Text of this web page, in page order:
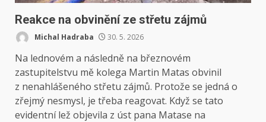
Reakce na obvinění ze střetu zájmů
Michal Hadraba 30. 5. 2026
Na lednovém a následně na březnovém
zastupitelstvu mě kolega Martin Matas obvinil
z nenahlášeného střetu zájmů. Protože se jedná o
zřejmý nesmysl, je třeba reagovat. Když se tato
evidentní lež objevila z úst pana Matase na